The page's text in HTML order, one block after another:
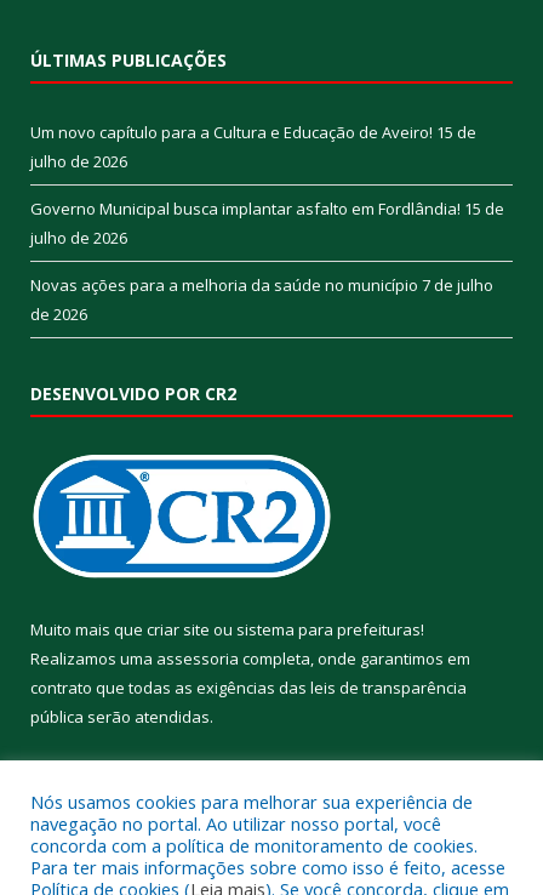
ÚLTIMAS PUBLICAÇÕES
Um novo capítulo para a Cultura e Educação de Aveiro! 15 de
julho de 2026
Governo Municipal busca implantar asfalto em Fordlândia! 15 de
julho de 2026
Novas ações para a melhoria da saúde no município 7 de julho
de 2026
DESENVOLVIDO POR CR2
Muito mais que criar site ou sistema para prefeituras!
Realizamos uma assessoria completa, onde garantimos em
contrato que todas as exigências das leis de transparência
pública serão atendidas.
Nós usamos cookies para melhorar sua experiência de
navegação no portal. Ao utilizar nosso portal, você
concorda com a política de monitoramento de cookies.
Para ter mais informações sobre como isso é feito, acesse
Política de cookies (Leia mais). Se você concorda, clique em